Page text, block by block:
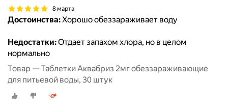
8 марта
Достоинства:Хорошо обеззараживает воду
Недостатки:Отдает запахом хлора, но в целом
нормально
Товар — Таблетки Аквабриз 2мг обеззараживающие
для питьевой воды, 30 штук